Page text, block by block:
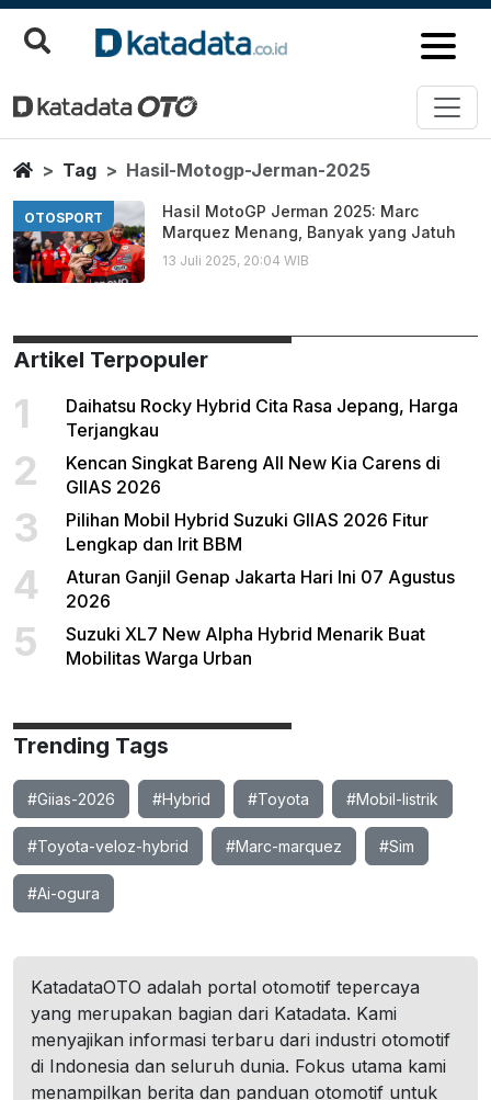
Hasil Motogp Jerman 2025
Berita Terbaru
HomeTag Hasil-Motogp-Jerman-2025
OTOSPORT
Hasil MotoGP Jerman 2025: Marc
Marquez Menang, Banyak yang Jatuh
13 Juli 2025, 20:04 WIB
Artikel Terpopuler
1
Daihatsu Rocky Hybrid Cita Rasa Jepang, Harga
Terjangkau
2
Kencan Singkat Bareng All New Kia Carens di
GIIAS 2026
3
Pilihan Mobil Hybrid Suzuki GIIAS 2026 Fitur
Lengkap dan Irit BBM
4
Aturan Ganjil Genap Jakarta Hari Ini 07 Agustus
2026
5
Suzuki XL7 New Alpha Hybrid Menarik Buat
Mobilitas Warga Urban
Trending Tags
#Giias-2026 #Hybrid #Toyota #Mobil-listrik
#Toyota-veloz-hybrid #Marc-marquez #Sim
#Ai-ogura
KatadataOTO adalah portal otomotif tepercaya
yang merupakan bagian dari Katadata. Kami
menyajikan informasi terbaru dari industri otomotif
di Indonesia dan seluruh dunia. Fokus utama kami
menampilkan berita dan panduan otomotif untuk